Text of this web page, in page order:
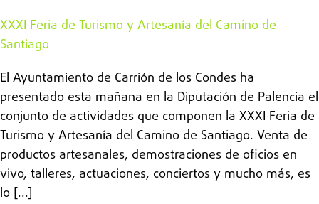
XXXI Feria de Turismo y Artesanía del Camino de
Santiago
El Ayuntamiento de Carrión de los Condes ha
presentado esta mañana en la Diputación de Palencia el
conjunto de actividades que componen la XXXI Feria de
Turismo y Artesanía del Camino de Santiago. Venta de
productos artesanales, demostraciones de oficios en
vivo, talleres, actuaciones, conciertos y mucho más, es
lo [...]